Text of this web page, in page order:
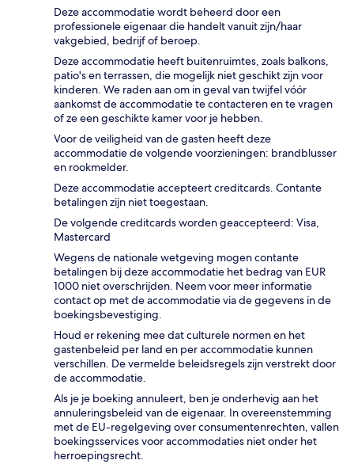
Deze accommodatie wordt beheerd door een
professionele eigenaar die handelt vanuit zijn/haar
vakgebied, bedrijf of beroep.
Deze accommodatie heeft buitenruimtes, zoals balkons,
patio's en terrassen, die mogelijk niet geschikt zijn voor
kinderen. We raden aan om in geval van twijfel vóór
aankomst de accommodatie te contacteren en te vragen
of ze een geschikte kamer voor je hebben.
Voor de veiligheid van de gasten heeft deze
accommodatie de volgende voorzieningen: brandblusser
en rookmelder.
Deze accommodatie accepteert creditcards. Contante
betalingen zijn niet toegestaan.
De volgende creditcards worden geaccepteerd: Visa,
Mastercard
Wegens de nationale wetgeving mogen contante
betalingen bij deze accommodatie het bedrag van EUR
1000 niet overschrijden. Neem voor meer informatie
contact op met de accommodatie via de gegevens in de
boekingsbevestiging.
Houd er rekening mee dat culturele normen en het
gastenbeleid per land en per accommodatie kunnen
verschillen. De vermelde beleidsregels zijn verstrekt door
de accommodatie.
Als je je boeking annuleert, ben je onderhevig aan het
annuleringsbeleid van de eigenaar. In overeenstemming
met de EU-regelgeving over consumentenrechten, vallen
boekingsservices voor accommodaties niet onder het
herroepingsrecht.